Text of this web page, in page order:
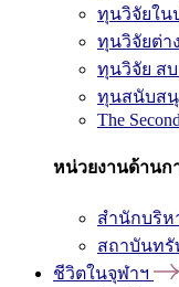
ทุนวิจัยใน
ทุนวิจัยต่า
ทุนวิจัย สบ
ทุนสนับสนุ
The
หน่วยงานด้านก
สำนักบริห
สถาบันท
ชีวิตในจุฬาฯ